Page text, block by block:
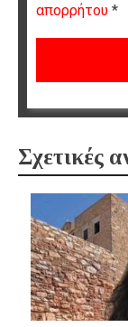
απορρήτου *
Σχετικές